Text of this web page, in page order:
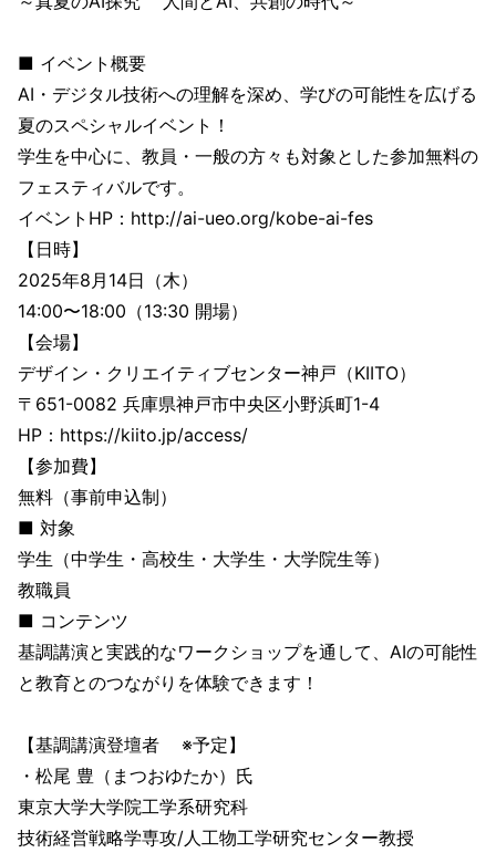
■ イベント概要
AI・デジタル技術への理解を深め、学びの可能性を広げる
夏のスペシャルイベント！
学生を中心に、教員・一般の方々も対象とした参加無料の
フェスティバルです。
イベントHP：http://ai-ueo.org/kobe-ai-fes
【日時】
2025年8月14日（木）
14:00〜18:00（13:30 開場）
【会場】
デザイン・クリエイティブセンター神戸（KIITO）
〒651-0082 兵庫県神戸市中央区小野浜町1-4
HP：https://kiito.jp/access/
【参加費】
無料（事前申込制）
■ 対象
学生（中学生・高校生・大学生・大学院生等）
教職員
■ コンテンツ
基調講演と実践的なワークショップを通して、AIの可能性
と教育とのつながりを体験できます！
【基調講演登壇者 ※予定】
・松尾 豊（まつおゆたか）氏
東京大学大学院工学系研究科
技術経営戦略学専攻/人工物工学研究センター教授